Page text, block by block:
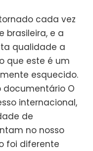
cada vez
brasileira, e a
qualidade a
que este é um
esquecido.
documentário O
internacional,
de
no nosso
foi diferente